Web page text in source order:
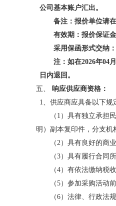
公司基本账户汇出。
备注：报价单位请
有效期：报价保证
采用保函形式交纳
注：如在2026年04
日内退回。
五、 响应供应商资格：
1、供应商应具备以下规
（1）具有独立承担
明）副本复印件，分支机
（2）具有良好的商
（3）具有履行合同
（4）有依法缴纳税
（5）参加采购活动
（6）法律、行政法